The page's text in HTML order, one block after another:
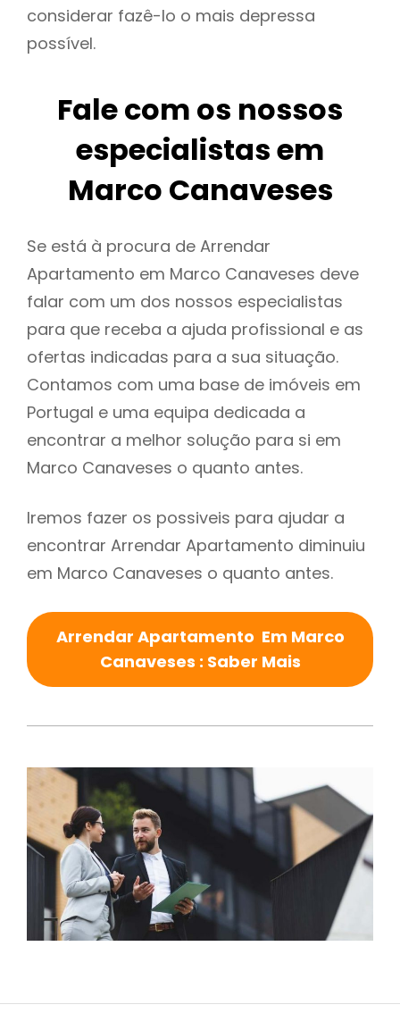
considerar fazê-lo o mais depressa
possível.
Fale com os nossos
especialistas em
Marco Canaveses
Se está à procura de Arrendar
Apartamento em Marco Canaveses deve
falar com um dos nossos especialistas
para que receba a ajuda profissional e as
ofertas indicadas para a sua situação.
Contamos com uma base de imóveis em
Portugal e uma equipa dedicada a
encontrar a melhor solução para si em
Marco Canaveses o quanto antes.
Iremos fazer os possiveis para ajudar a
encontrar Arrendar Apartamento diminuiu
em Marco Canaveses o quanto antes.
Arrendar Apartamento Em Marco
Canaveses : Saber Mais